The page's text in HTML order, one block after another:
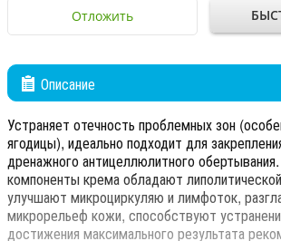
Отложить
Описание
Устраняет отечность проблемных зон
ягодицы), идеально подходит для
дренажного антицеллюлитного
компоненты крема обладают
улучшают микроциркуляю и лимфоток,
микрорельеф кожи, способствуют
достижения максимального результата